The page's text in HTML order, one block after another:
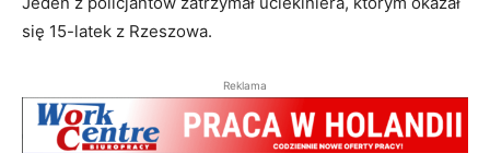
się 15-latek z Rzeszowa.
Reklama